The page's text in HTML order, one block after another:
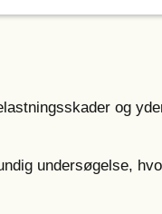
og
undersøgelse,